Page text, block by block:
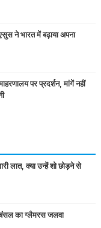
ने भारत में बढ़ाया अपना
पर प्रदर्शन, मांगें नहीं
लात, क्या उन्हें शो छोड़ने से
बंसल का ग्लैमरस जलवा